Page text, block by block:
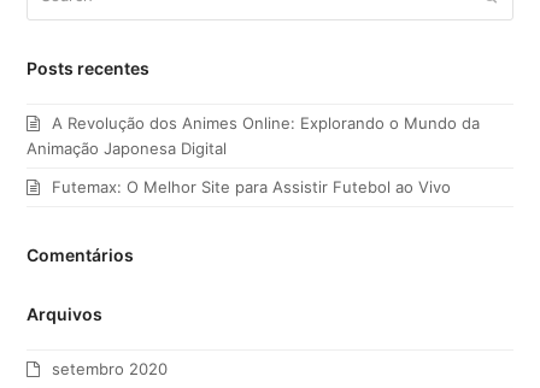
Posts recentes
A Revolução dos Animes Online: Explorando o Mundo da
Animação Japonesa Digital
Futemax: O Melhor Site para Assistir Futebol ao Vivo
Comentários
Arquivos
setembro 2020